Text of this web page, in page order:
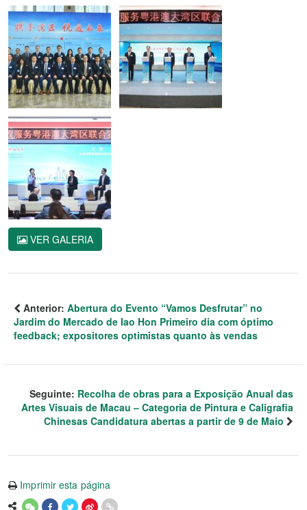
VER GALERIA
Anterior: Abertura do Evento “Vamos Desfrutar” no
Jardim do Mercado de Iao Hon Primeiro dia com óptimo
feedback; expositores optimistas quanto às vendas
Seguinte: Recolha de obras para a Exposição Anual das
Artes Visuais de Macau – Categoria de Pintura e Caligrafia
Chinesas Candidatura abertas a partir de 9 de Maio
Imprimir esta página